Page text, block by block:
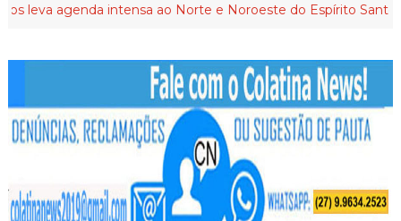
agenda intensa ao Norte e Noroeste do Espírito Santo